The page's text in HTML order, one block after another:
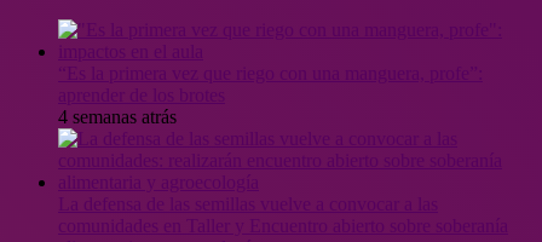
4 semanas atrás